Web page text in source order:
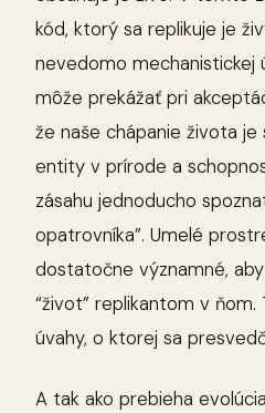
kód, ktorý sa replikuje je
nevedomo mechanistickej
môže prekážať pri
že naše chápanie života
entity v prírode a
zásahu jednoducho
opatrovníka”. Umelé
dostatočne významné,
“život” replikantom v ňom.
úvahy, o ktorej sa
A tak ako prebieha